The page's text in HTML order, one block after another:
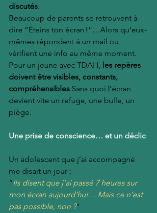
discutés.
Beaucoup de parents se retrouvent à
dire “Éteins ton écran !”…Alors qu’eux-
mêmes répondent à un mail ou
vérifient une info au même moment.
Pour un jeune avec TDAH, les repères
doivent être visibles, constants,
compréhensibles.Sans quoi l’écran
devient vite un refuge, une bulle, un
piège.
Une prise de conscience… et un déclic
Un adolescent que j’ai accompagné
me disait un jour :
“Ils disent que j’ai passé 7 heures sur
mon écran aujourd’hui… Mais ce n’est
pas possible, non ?”